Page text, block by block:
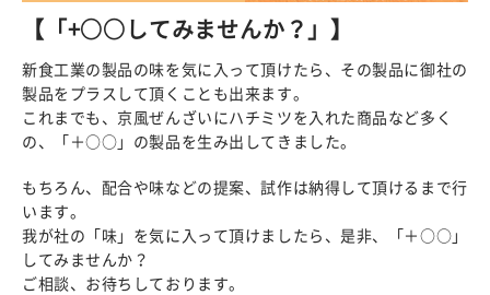
【「+○○してみませんか？」】
新食工業の製品の味を気に入って頂けたら、その製品に御社の
製品をプラスして頂くことも出来ます。
これまでも、京風ぜんざいにハチミツを入れた商品など多く
の、「＋○○」の製品を生み出してきました。
もちろん、配合や味などの提案、試作は納得して頂けるまで行
います。
我が社の「味」を気に入って頂けましたら、是非、「＋○○」
してみませんか？
ご相談、お待ちしております。